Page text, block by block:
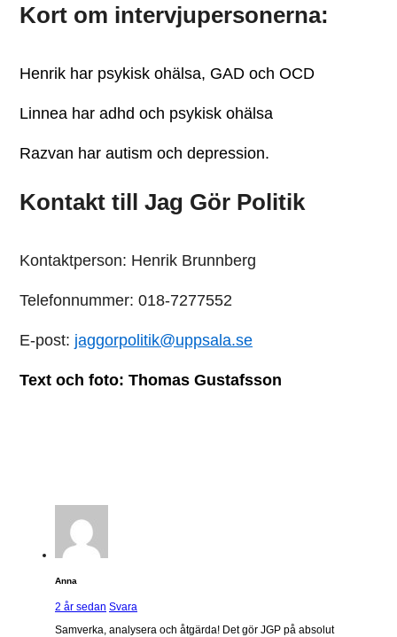
Kort om intervjupersonerna:
Henrik har psykisk ohälsa, GAD och OCD
Linnea har adhd och psykisk ohälsa
Razvan har autism och depression.
Kontakt till Jag Gör Politik
Kontaktperson: Henrik Brunnberg
Telefonnummer: 018-7277552
E-post: jaggorpolitik@uppsala.se
Text och foto: Thomas Gustafsson
Anna
2 år sedan Svara
Samverka, analysera och åtgärda! Det gör JGP på absolut